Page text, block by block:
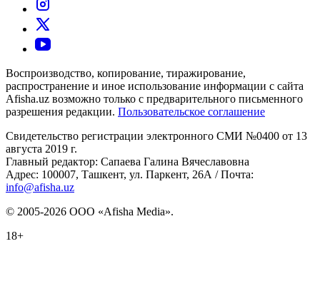
Воспроизводство, копирование, тиражирование,
распространение и иное использование информации с сайта
Afisha.uz возможно только с предварительного письменного
разрешения редакции. Пользовательское соглашение
Свидетельство регистрации электронного СМИ №0400 от 13
августа 2019 г.
Главный редактор: Сапаева Галина Вячеславовна
Адрес: 100007, Ташкент, ул. Паркент, 26А / Почта:
info@afisha.uz
© 2005-2026 ООО «Afisha Media».
18+